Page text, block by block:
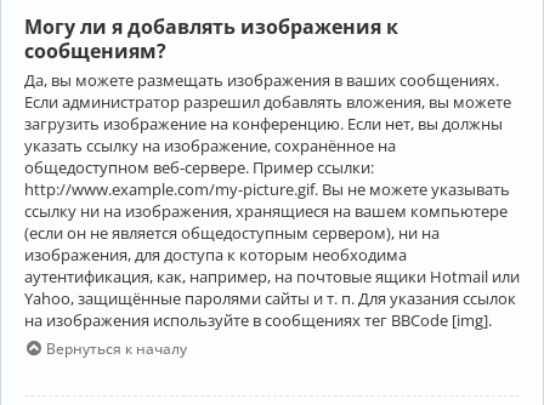
Могу ли я добавлять изображения к
сообщениям?
Да, вы можете размещать изображения в ваших сообщениях.
Если администратор разрешил добавлять вложения, вы можете
загрузить изображение на конференцию. Если нет, вы должны
указать ссылку на изображение, сохранённое на
общедоступном веб-сервере. Пример ссылки:
http://www.example.com/my-picture.gif. Вы не можете указывать
ссылку ни на изображения, хранящиеся на вашем компьютере
(если он не является общедоступным сервером), ни на
изображения, для доступа к которым необходима
аутентификация, как, например, на почтовые ящики Hotmail или
Yahoo, защищённые паролями сайты и т. п. Для указания ссылок
на изображения используйте в сообщениях тег BBCode [img].
Вернуться к началу